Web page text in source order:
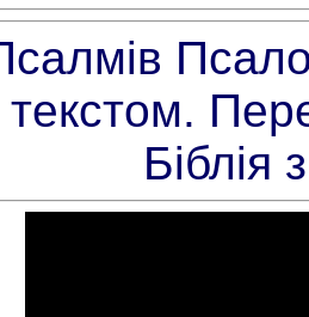
текстом.
Біблія